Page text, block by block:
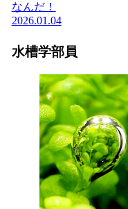
なんだ！
2026.01.04
水槽学部員